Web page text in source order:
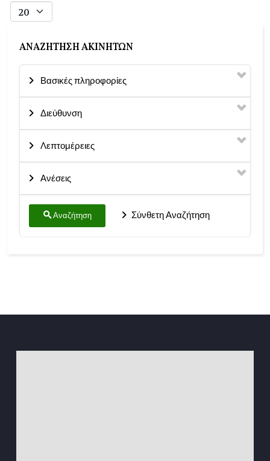
ΑΝΑΖΉΤΗΣΗ ΑΚΙΝΉΤΩΝ
Βασικές πληροφορίες
Διεύθυνση
Λεπτομέρειες
Ανέσεις
Αναζήτηση Σύνθετη Αναζήτηση